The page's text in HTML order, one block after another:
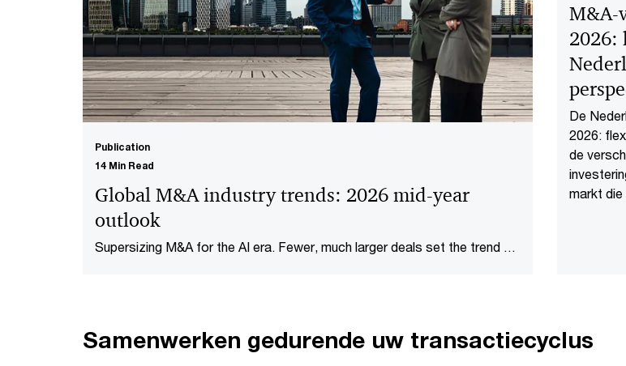
Publication
14 Min Read
Global M&A industry trends: 2026 mid-year
outlook
Supersizing M&A for the AI era​. Fewer, much larger deals set the trend as
M&A-
2026:
De
2026:
de
markt
Samenwerken gedurende uw transactiecyclus